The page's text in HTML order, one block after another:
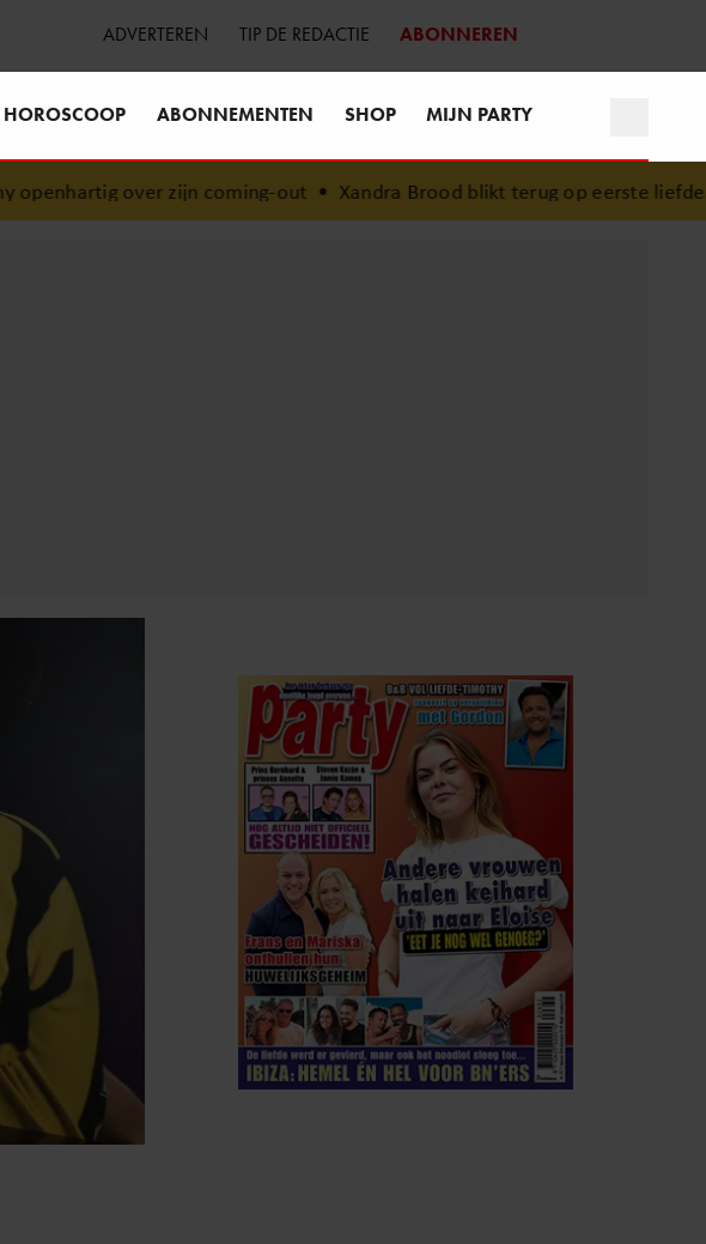
ADVERTEREN TIP DE REDACTIE ABONNEREN
HOROSCOOP ABONNEMENTEN SHOP MIJN PARTY
zijn coming-out•Xandra Brood blikt terug op eerste liefdesnest met